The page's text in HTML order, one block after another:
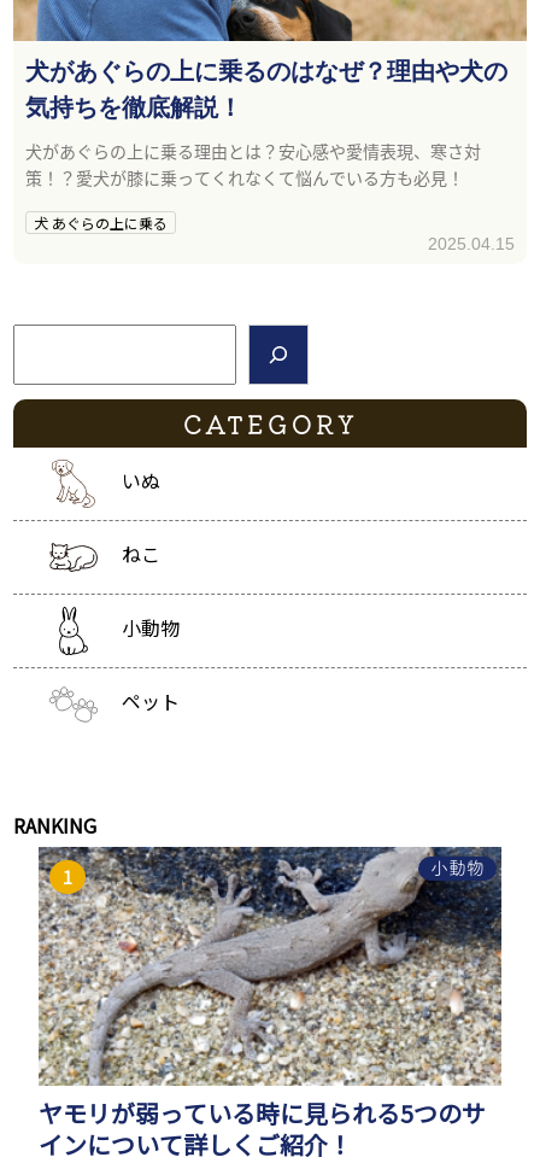
犬があぐらの上に乗るのはなぜ？理由や犬の
気持ちを徹底解説！
犬があぐらの上に乗る理由とは？安心感や愛情表現、寒さ対
策！？愛犬が膝に乗ってくれなくて悩んでいる方も必見！
犬 あぐらの上に乗る
2025.04.15
検索
CATEGORY
いぬ
ねこ
小動物
ペット
RANKING
小動物
ヤモリが弱っている時に見られる5つのサ
インについて詳しくご紹介！